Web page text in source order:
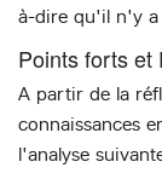
à-dire qu'il n'y a
Points forts et
A partir de la
connaissances
l'analyse